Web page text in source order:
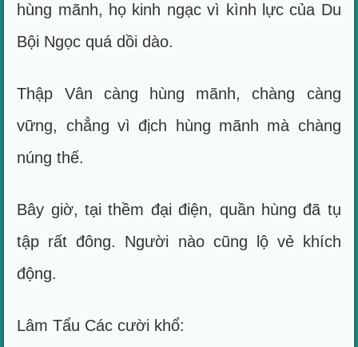
hùng mãnh, họ kinh ngạc vì kình lực của Du
Bội Ngọc quá dồi dào.
Thập Vân càng hùng mãnh, chàng càng
vững, chẳng vì địch hùng mãnh mà chàng
núng thế.
Bây giờ, tại thềm đại điện, quần hùng đã tụ
tập rất đông. Người nào cũng lộ vẻ khích
động.
Lâm Tẩu Các cười khổ: